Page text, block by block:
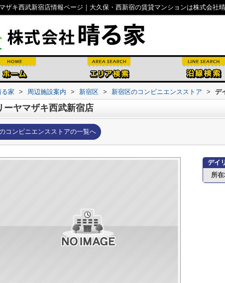
ザキ西武新宿店情報ページ｜大久保・西新宿の賃貸マンションは株式会社
家 > 周辺施設案内 > 新宿区 > 新宿区のコンビニエンスストア > デ
ーヤマザキ西武新宿店
コンビニエンスストアの一覧へ
デイ
所